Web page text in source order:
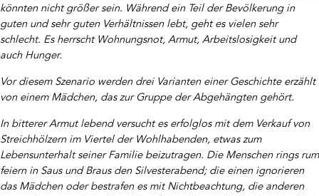
könnten nicht größer sein. Während ein Teil der Bevölkerung in
guten und sehr guten Verhältnissen lebt, geht es vielen sehr
schlecht. Es herrscht Wohnungsnot, Armut, Arbeitslosigkeit und
auch Hunger.
Vor diesem Szenario werden drei Varianten einer Geschichte erzählt
von einem Mädchen, das zur Gruppe der Abgehängten gehört.
In bitterer Armut lebend versucht es erfolglos mit dem Verkauf von
Streichhölzern im Viertel der Wohlhabenden, etwas zum
Lebensunterhalt seiner Familie beizutragen. Die Menschen rings rum
feiern in Saus und Braus den Silvesterabend; die einen ignorieren
das Mädchen oder bestrafen es mit Nichtbeachtung, die anderen